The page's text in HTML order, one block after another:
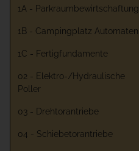
1A - Parkraumbewirtschaftung
1B - Campingplatz Automaten
1C - Fertigfundamente
02 - Elektro-/Hydraulische
Poller
03 - Drehtorantriebe
04 - Schiebetorantriebe